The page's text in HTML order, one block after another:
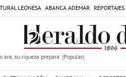
LEONESA ABANCA ADEMAR REPORTAJES
ara, su riqueza prepara' (Popular)